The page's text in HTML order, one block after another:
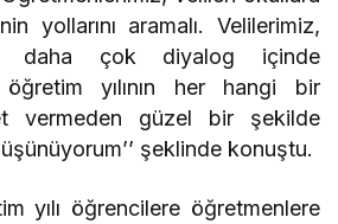
yollarını aramalı. Velilerimiz,
daha çok diyalog içinde
öğretim yılının her hangi bir
vermeden güzel bir şekilde
şeklinde konuştu.
yılı öğrencilere öğretmenlere